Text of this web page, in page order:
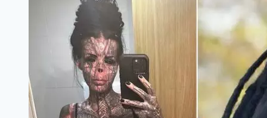
ход
пошли
кредиты
под
залог
квартиры:
Никита